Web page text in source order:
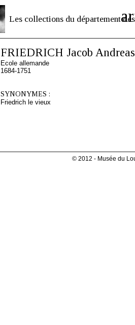
Les collections du département des
FRIEDRICH Jacob Andreas
Ecole allemande
1684-1751
SYNONYMES :
Friedrich le vieux
© 2012 - Musée du